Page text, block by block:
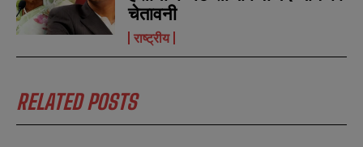
चेतावनी
राष्ट्रीय
RELATED POSTS